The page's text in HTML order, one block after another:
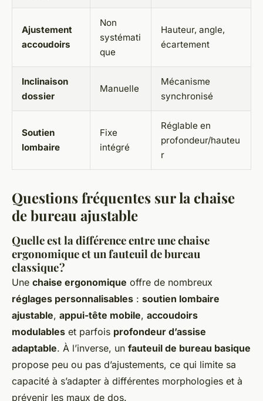
Ajustement
accoudoirs
Non
systémati
que
Hauteur, angle,
écartement
Inclinaison
dossier
Manuelle
Mécanisme
synchronisé
Soutien
lombaire
Fixe
intégré
Réglable en
profondeur/hauteu
r
Questions fréquentes sur la chaise
de bureau ajustable
Quelle est la différence entre une chaise
ergonomique et un fauteuil de bureau
classique ?
Une chaise ergonomique offre de nombreux
réglages personnalisables : soutien lombaire
ajustable, appui-tête mobile, accoudoirs
modulables et parfois profondeur d’assise
adaptable. À l’inverse, un fauteuil de bureau basique
propose peu ou pas d’ajustements, ce qui limite sa
capacité à s’adapter à différentes morphologies et à
prévenir les maux de dos.